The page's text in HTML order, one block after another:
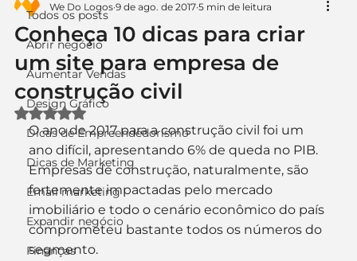
Todos os posts
Abrir negócio
Aumentar Vendas
Design Gráfico
Dicas de Empreendedorismo
Dicas de Marketing
Email marketing
Expandir negócio
Finanças
Conheça 10 dicas para criar
um site para empresa de
construção civil
We Do Logos 9 de ago. de 2017 5 min de leitura
Avaliado com NaN de 5 estrelas.
O ano de 2017 para a construção civil foi um
ano difícil, apresentando 6% de queda no PIB.
Empresas de construção, naturalmente, são
fortemente impactadas pelo mercado
imobiliário e todo o cenário econômico do país
comprometeu bastante todos os números do
segmento.